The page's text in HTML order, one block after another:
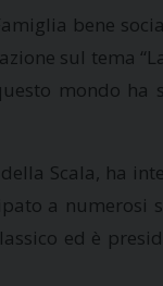
bene
sul tema
mondo
Scala, ha
a numerosi
ed è